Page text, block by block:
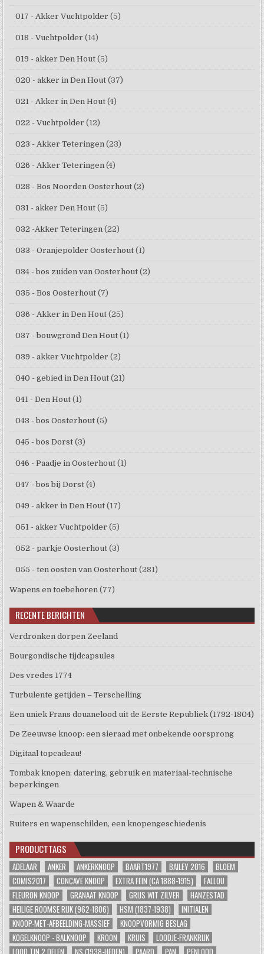
017 - Akker Vuchtpolder (5)
018 - Vuchtpolder (14)
019 - akker Den Hout (5)
020 - akker in Den Hout (37)
021 - Akker in Den Hout (4)
022 - Vuchtpolder (12)
023 - Akker Teteringen (23)
026 - Akker Teteringen (4)
028 - Bos Noorden Oosterhout (2)
031 - akker Den Hout (5)
032 -Akker Teteringen (22)
033 - Oranjepolder Oosterhout (1)
034 - bos zuiden van Oosterhout (2)
035 - Bos Oosterhout (7)
036 - Akker in Den Hout (25)
037 - bouwgrond Den Hout (1)
039 - akker Vuchtpolder (2)
040 - gebied in Den Hout (21)
041 - Den Hout (1)
043 - bos Oosterhout (5)
045 - bos Dorst (3)
046 - Paadje in Oosterhout (1)
047 - bos bij Dorst (4)
049 - akker in Den Hout (17)
051 - akker Vuchtpolder (5)
052 - parkje Oosterhout (3)
055 - ten oosten van Oosterhout (281)
Wapens en toebehoren (77)
RECENTE BERICHTEN
Verdronken dorpen Zeeland
Bourgondische tijdcapsules
Des vredes 1774
Turbulente getijden – Terschelling
Een uniek Frans douanelood uit de Eerste Republiek (1792-1804)
De Zeeuwse knoop: een sieraad met onbekende oorsprong
Digitaal topcadeau!
Tombak knopen: datering, gebruik en materiaal-technische
beperkingen
Wapen & Waarde
Ruiters en wapenschilden, een knopengeschiedenis
PRODUCTTAGS
ADELAAR ANKER ANKERKNOOP BAART1977 BAILEY 2016
BLOEM
COMIS2017
CONCAVE KNOOP EXTRA FEIN (CA 1888-1915)
FALLOU
FLEURON KNOOP
GRANAAT KNOOP GRIJS WIT ZILVER
HANZESTAD
HEILIGE ROOMSE RIJK (962-1806)
HSM (1837-1938)
INITIALEN
KNOOP-MET-AFBEELDING-MASSIEF
KNOOPVORMIG BESLAG
KOGELKNOOP - BALKNOOP
KROON KRUIS
LOODJE-FRANKRIJK
LOOD TIN 2 DELEN
NS (1938-HEDEN) PAARD PAN PENLOOD